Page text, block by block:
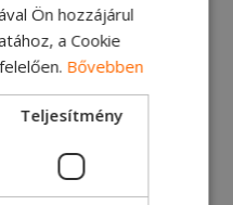
Ön hozzájárul
a Cookie
Bővebben
Teljesítmény